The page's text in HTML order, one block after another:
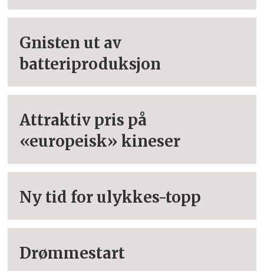
Gnisten ut av
batteriproduksjon
Attraktiv pris på
«europeisk» kineser
Ny tid for ulykkes-topp
Drømmestart